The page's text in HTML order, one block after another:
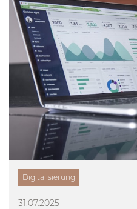
Digitalisierung
31.07.2025